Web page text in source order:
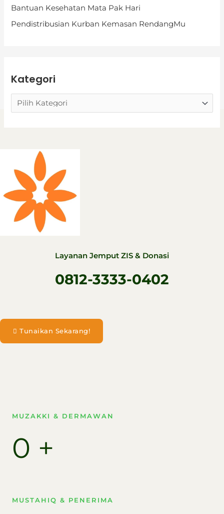
Bantuan Kesehatan Mata Pak Hari
Pendistribusian Kurban Kemasan RendangMu
Kategori
r
i
Layanan Jemput ZIS & Donasi
0812-3333-0402
Tunaikan Sekarang!
MUZAKKI & DERMAWAN
0 +
MUSTAHIQ & PENERIMA​